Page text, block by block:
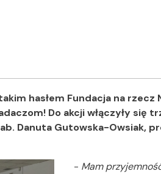
takim hasłem Fundacja na
Do akcji włączyły się
Danuta Gutowska-Owsiak,
- Mam